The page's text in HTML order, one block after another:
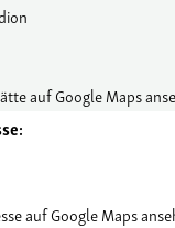
auf Google Maps
auf Google Maps